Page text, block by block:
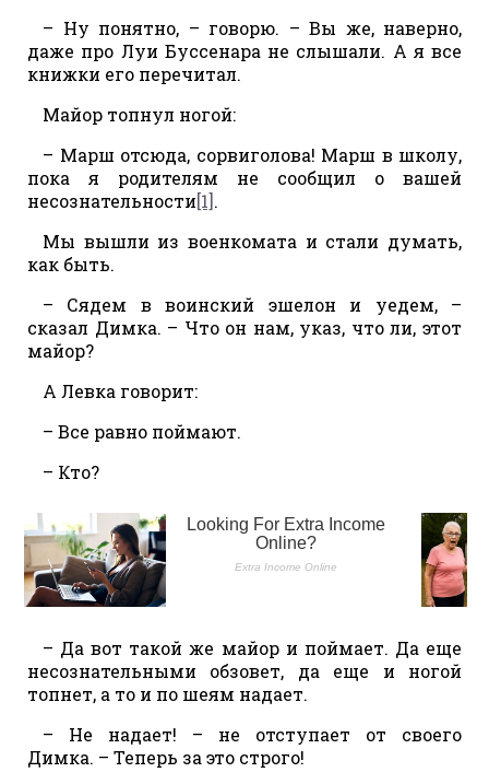
– Ну понятно, – говорю. – Вы же, наверно,
даже про Луи Буссенара не слышали. А я все
книжки его перечитал.
Майор топнул ногой:
– Марш отсюда, сорвиголова! Марш в школу,
пока я родителям не сообщил о вашей
несознательности[1].
Мы вышли из военкомата и стали думать,
как быть.
– Сядем в воинский эшелон и уедем, –
сказал Димка. – Что он нам, указ, что ли, этот
майор?
А Левка говорит:
– Все равно поймают.
– Кто?
– Да вот такой же майор и поймает. Да еще
несознательными обзовет, да еще и ногой
топнет, а то и по шеям надает.
– Не надает! – не отступает от своего
Димка. – Теперь за это строго!